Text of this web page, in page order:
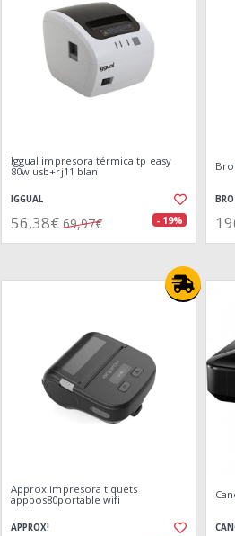
Iggual impresora térmica tp easy
80w usb+rj11 blan
IGGUAL
56,38€ 69,97€ - 19%
Approx impresora tiquets
apppos80portable wifi
APPROX!